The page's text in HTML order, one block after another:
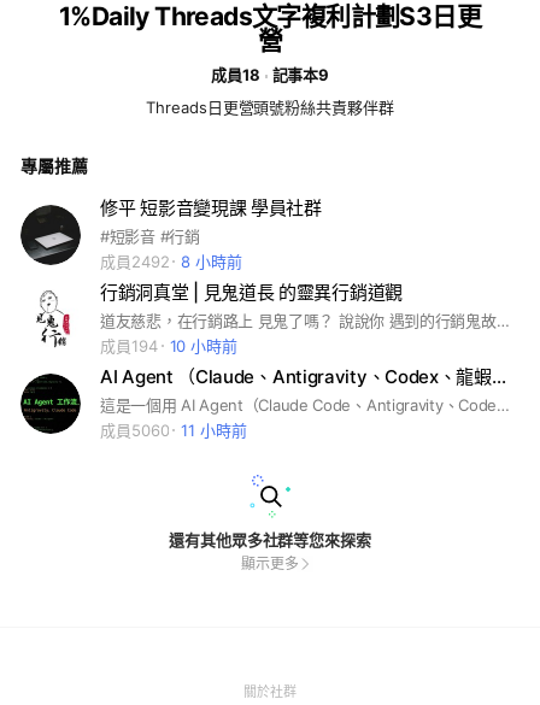
1%Daily Threads文字複利計劃S3日更
營
成員18
記事本9
Threads日更營頭號粉絲共責夥伴群
專屬推薦
修平 短影音變現課 學員社群
#短影音 #行銷
成員2492
8 小時前
行銷洞真堂 | 見鬼道長 的靈異行銷道觀
道友慈悲，在行銷路上 見鬼了嗎？ 說說你 遇到的行銷鬼故事吧！
成員194
10 小時前
AI Agent （Claude、Antigravity、Codex、龍蝦）交流群
這是一個用 AI Agent（Claude Code、Antigravity、Codex、龍蝦等）各種用法、新資訊與問題為主的交流群。 討論範圍不限於上述工具，也歡迎包含 NotebookLM、Vibe Coding 等相關主題。 要加入之前，下面幾點可以幫我留意： 1. 這裡不是「資訊產出型」群組：不會有人固定整理或輸出內容；但有時也可能突然展開一場含金量很高的深入討論。 如果你期待的是「一加入就能每天穩定收到實用資訊」，那這個群組可能不太適合你。 2. 允許相關主題的宣傳：如果你寫了一篇文章、開了一場工作坊，只要與「AI Agent 工作流」主題相關，都可以宣傳，同個資訊不要重複張貼即可，請勿張貼主題之外的廣告訊息。
成員5060
11 小時前
還有其他眾多社群等您來探索
顯示更多
關於社群(Open